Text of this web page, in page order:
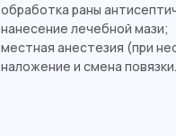
обработка раны
нанесение лечебной мази;
местная анестезия (при
наложение и смена повязки.